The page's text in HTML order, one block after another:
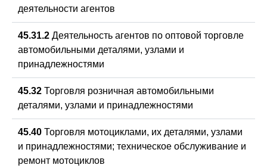
деятельности агентов
45.31.2 Деятельность агентов по оптовой торговле
автомобильными деталями, узлами и
принадлежностями
45.32 Торговля розничная автомобильными
деталями, узлами и принадлежностями
45.40 Торговля мотоциклами, их деталями, узлами
и принадлежностями; техническое обслуживание и
ремонт мотоциклов